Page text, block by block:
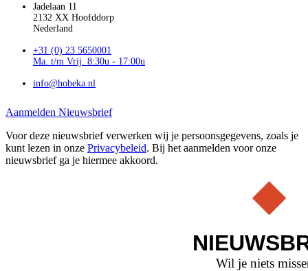
Jadelaan 11
2132 XX Hoofddorp
Nederland
+31 (0) 23 5650001
Ma. t/m Vrij. 8:30u - 17:00u
info@hobeka.nl
Aanmelden Nieuwsbrief
Voor deze nieuwsbrief verwerken wij je persoonsgegevens, zoals je
kunt lezen in onze Privacybeleid. Bij het aanmelden voor onze
nieuwsbrief ga je hiermee akkoord.
Wil je niets